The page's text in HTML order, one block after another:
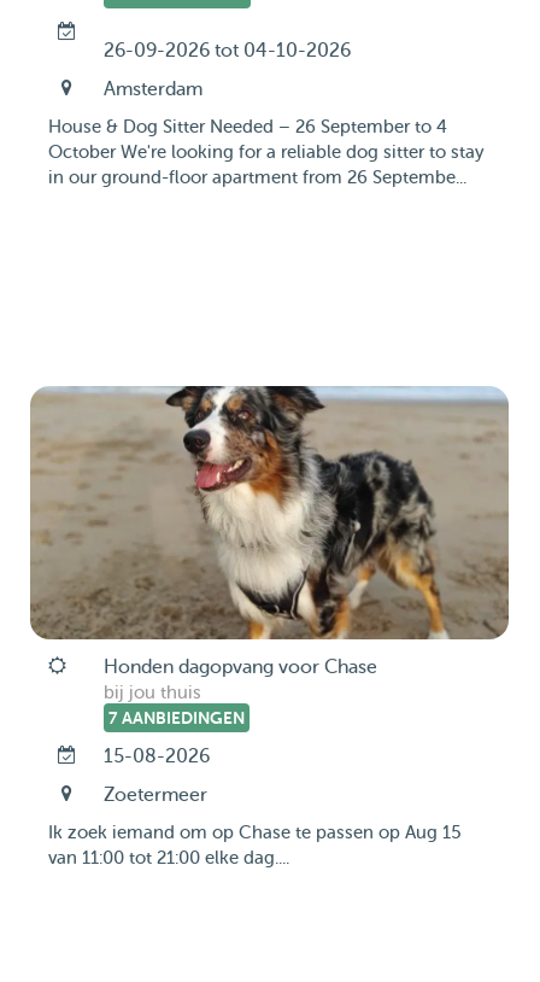
26-09-2026 tot 04-10-2026
Amsterdam
House & Dog Sitter Needed – 26 September to 4
October We're looking for a reliable dog sitter to stay
in our ground-floor apartment from 26 Septembe...
Honden dagopvang voor Chase
bij jou thuis
7 AANBIEDINGEN
15-08-2026
Zoetermeer
Ik zoek iemand om op Chase te passen op Aug 15
van 11:00 tot 21:00 elke dag....